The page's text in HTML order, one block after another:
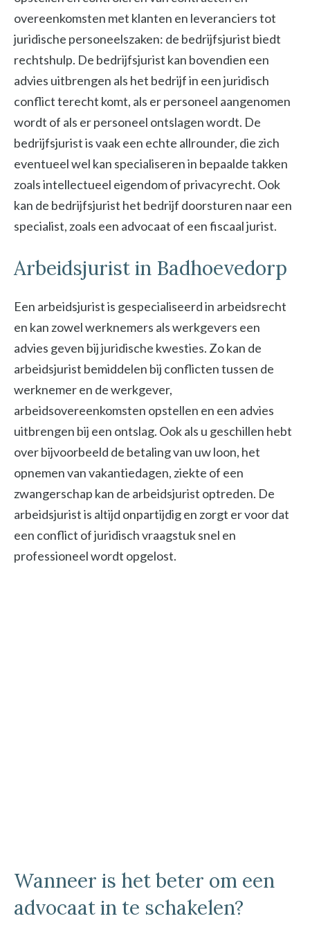
overeenkomsten met klanten en leveranciers tot
juridische personeelszaken: de bedrijfsjurist biedt
rechtshulp. De bedrijfsjurist kan bovendien een
advies uitbrengen als het bedrijf in een juridisch
conflict terecht komt, als er personeel aangenomen
wordt of als er personeel ontslagen wordt. De
bedrijfsjurist is vaak een echte allrounder, die zich
eventueel wel kan specialiseren in bepaalde takken
zoals intellectueel eigendom of privacyrecht. Ook
kan de bedrijfsjurist het bedrijf doorsturen naar een
specialist, zoals een advocaat of een fiscaal jurist.
Arbeidsjurist in Badhoevedorp
Een arbeidsjurist is gespecialiseerd in arbeidsrecht
en kan zowel werknemers als werkgevers een
advies geven bij juridische kwesties. Zo kan de
arbeidsjurist bemiddelen bij conflicten tussen de
werknemer en de werkgever,
arbeidsovereenkomsten opstellen en een advies
uitbrengen bij een ontslag. Ook als u geschillen hebt
over bijvoorbeeld de betaling van uw loon, het
opnemen van vakantiedagen, ziekte of een
zwangerschap kan de arbeidsjurist optreden. De
arbeidsjurist is altijd onpartijdig en zorgt er voor dat
een conflict of juridisch vraagstuk snel en
professioneel wordt opgelost.
Wanneer is het beter om een
advocaat in te schakelen?